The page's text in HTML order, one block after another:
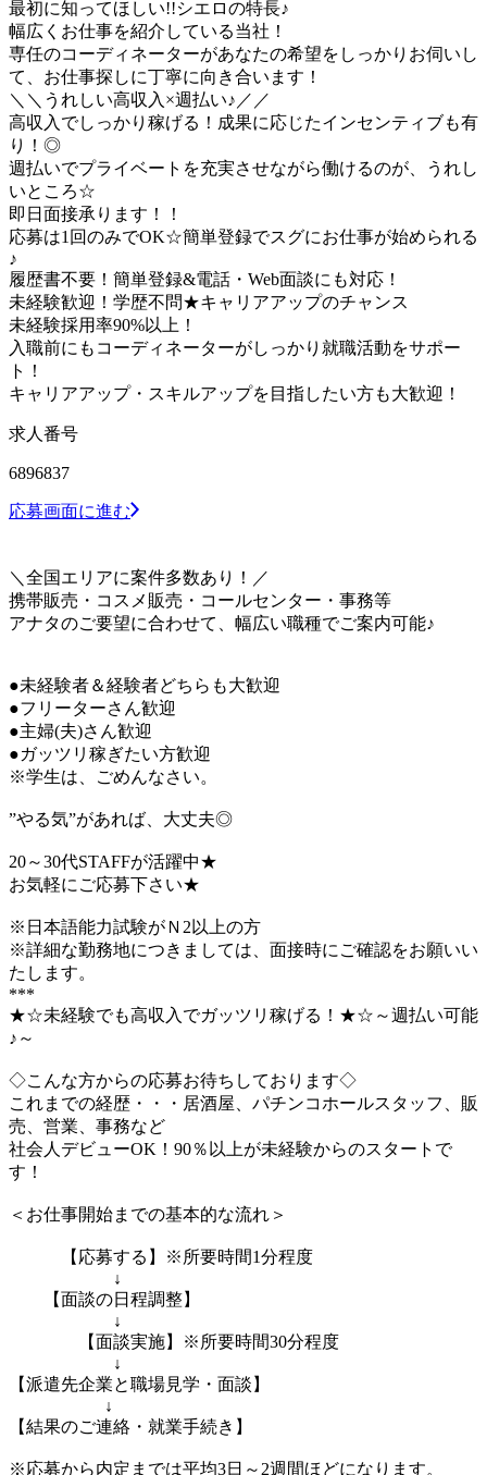
最初に知ってほしい!!シエロの特長♪
幅広くお仕事を紹介している当社！
専任のコーディネーターがあなたの希望をしっかりお伺いし
て、お仕事探しに丁寧に向き合います！
＼＼うれしい高収入×週払い♪／／
高収入でしっかり稼げる！成果に応じたインセンティブも有
り！◎
週払いでプライベートを充実させながら働けるのが、うれし
いところ☆
即日面接承ります！！
応募は1回のみでOK☆簡単登録でスグにお仕事が始められる
♪
履歴書不要！簡単登録&電話・Web面談にも対応！
未経験歓迎！学歴不問★キャリアアップのチャンス
未経験採用率90%以上！
入職前にもコーディネーターがしっかり就職活動をサポー
ト！
キャリアアップ・スキルアップを目指したい方も大歓迎！
求人番号
6896837
応募画面に進む
＼全国エリアに案件多数あり！／
携帯販売・コスメ販売・コールセンター・事務等
アナタのご要望に合わせて、幅広い職種でご案内可能♪
●未経験者＆経験者どちらも大歓迎
●フリーターさん歓迎
●主婦(夫)さん歓迎
●ガッツリ稼ぎたい方歓迎
※学生は、ごめんなさい。
”やる気”があれば、大丈夫◎
20～30代STAFFが活躍中★
お気軽にご応募下さい★
※日本語能力試験がＮ2以上の方
※詳細な勤務地につきましては、面接時にご確認をお願いい
たします。
***
★☆未経験でも高収入でガッツリ稼げる！★☆～週払い可能
♪～
◇こんな方からの応募お待ちしております◇
これまでの経歴・・・居酒屋、パチンコホールスタッフ、販
売、営業、事務など
社会人デビューOK！90％以上が未経験からのスタートで
す！
＜お仕事開始までの基本的な流れ＞
【応募する】※所要時間1分程度
↓
【面談の日程調整】
↓
【面談実施】※所要時間30分程度
↓
【派遣先企業と職場見学・面談】
↓
【結果のご連絡・就業手続き】
※応募から内定までは平均3日～2週間ほどになります。